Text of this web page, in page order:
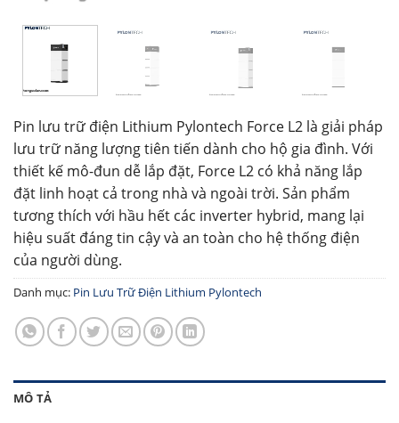
Pin lưu trữ điện Lithium Pylontech Force L2 là giải pháp
lưu trữ năng lượng tiên tiến dành cho hộ gia đình. Với
thiết kế mô-đun dễ lắp đặt, Force L2 có khả năng lắp
đặt linh hoạt cả trong nhà và ngoài trời. Sản phẩm
tương thích với hầu hết các inverter hybrid, mang lại
hiệu suất đáng tin cậy và an toàn cho hệ thống điện
của người dùng.
Danh mục: Pin Lưu Trữ Điện Lithium Pylontech
MÔ TẢ